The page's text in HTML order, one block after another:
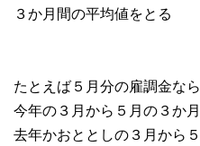
３か月間の平均値をとる
たとえば５月分の雇調金なら
今年の３月から５月の３か
去年かおととしの３月から